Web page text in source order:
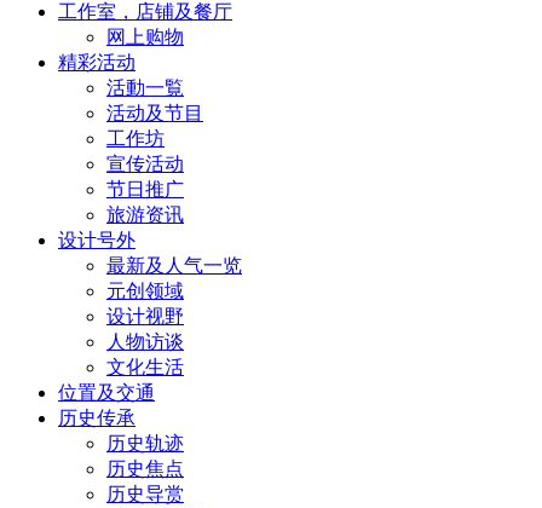
工作室，店铺及餐厅
网上购物
精彩活动
活動一覧
活动及节目
工作坊
宣传活动
节日推广
旅游资讯
设计号外
最新及人气一览
元创领域
设计视野
人物访谈
文化生活
位置及交通
历史传承
历史轨迹
历史焦点
历史导赏